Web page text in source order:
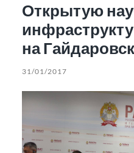
Открытую
на
31/01/2017